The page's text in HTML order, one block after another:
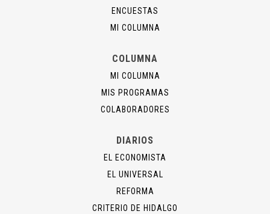
ENCUESTAS
MI COLUMNA
COLUMNA
MI COLUMNA
MIS PROGRAMAS
COLABORADORES
DIARIOS
EL ECONOMISTA
EL UNIVERSAL
REFORMA
CRITERIO DE HIDALGO